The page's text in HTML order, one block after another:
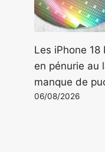
Les iPhone
en pénurie au
manque de
06/08/2026